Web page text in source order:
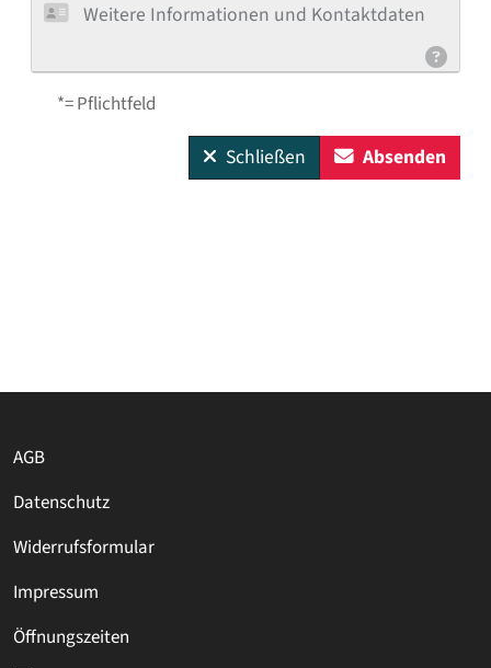
Weitere Informationen und Kontaktdaten
*= Pflichtfeld
Schließen Absenden
AGB
Datenschutz
Widerrufsformular
Impressum
Öffnungszeiten